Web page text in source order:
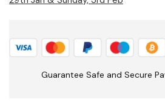
Guarantee Safe and Secure